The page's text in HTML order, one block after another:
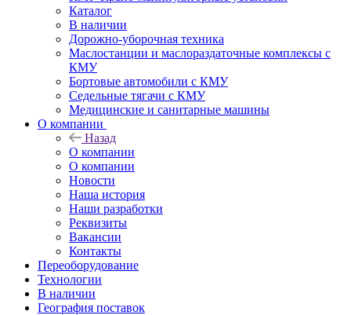
Каталог
В наличии
Дорожно-уборочная техника
Маслостанции и маслораздаточные комплексы с
КМУ
Бортовые автомобили с КМУ
Седельные тягачи с КМУ
Медицинские и санитарные машины
О компании
Назад
О компании
О компании
Новости
Наша история
Наши разработки
Реквизиты
Вакансии
Контакты
Переоборудование
Технологии
В наличии
География поставок